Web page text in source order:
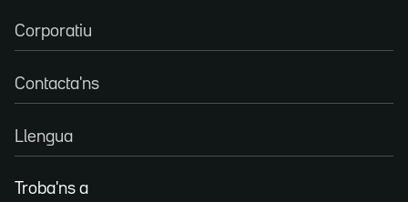
Corporatiu
Contacta'ns
Llengua
Troba'ns a